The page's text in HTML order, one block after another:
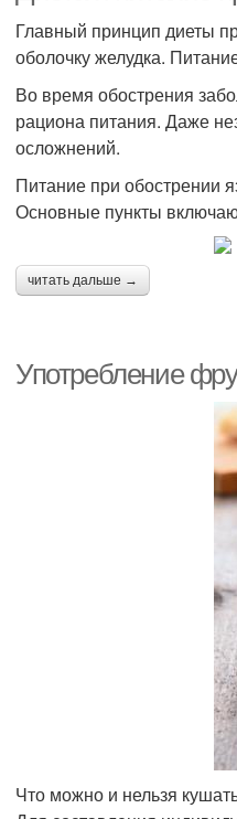
Главный принцип диеты
оболочку желудка.
Во время обострения
рациона питания. Даже
осложнений.
Питание при обострении
Основные пункты
читать дальше →
Употрeбление
Что можно и нельзя